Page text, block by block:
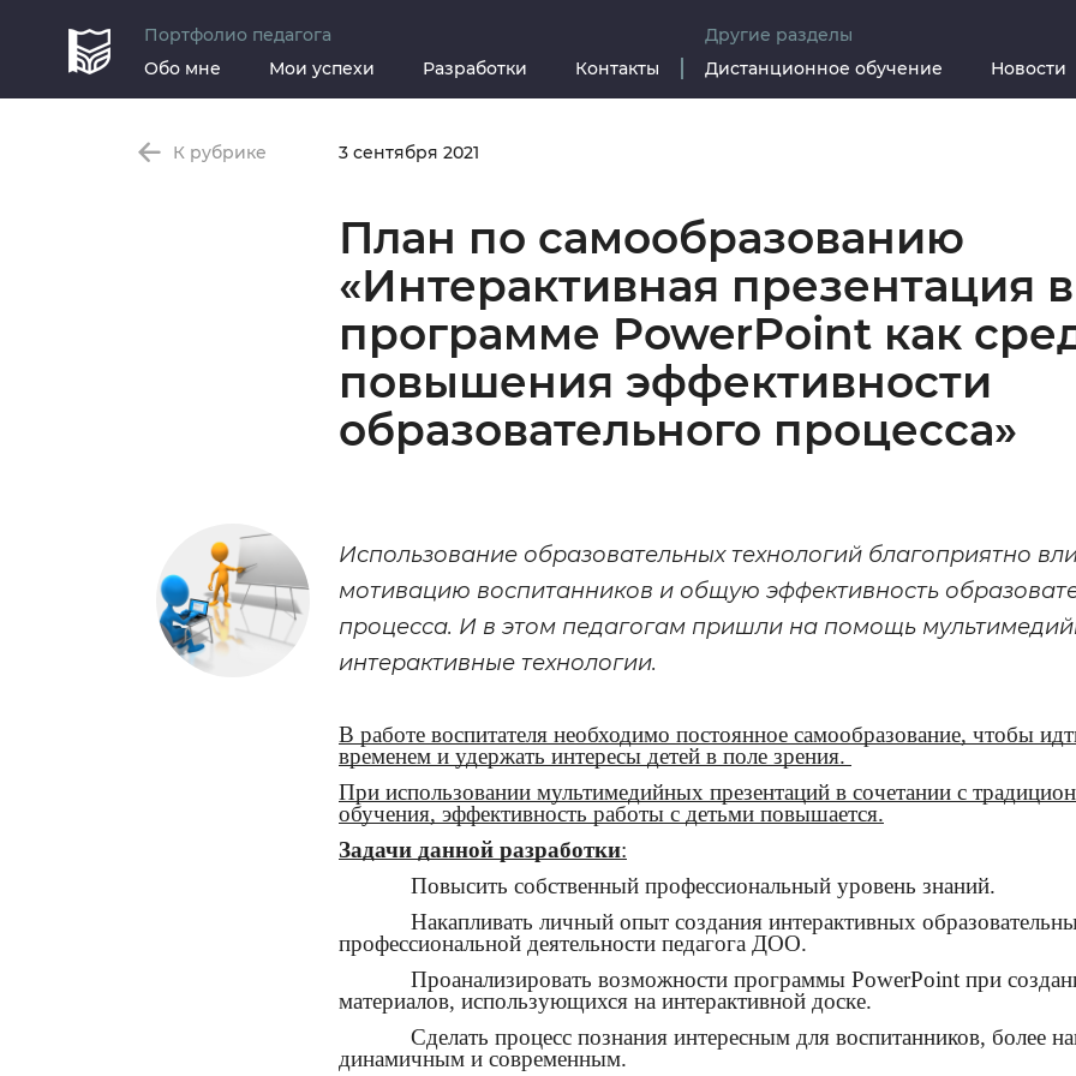
К рубрике 3 сентября 2021
План по самообразованию
«Интерактивная презентация в
программе PowerPoint как
повышения эффективности
образовательного процесса»
Использование образовательных технологий благоприятно
мотивацию воспитанников и общую эффективность
процесса. И в этом педагогам пришли на помощь
интерактивные технологии.
В работе воспитателя необходимо постоянное самообразование, чтобы
временем и удержать интересы детей в поле зрения.
При использовании мультимедийных презентаций в сочетании с
обучения, эффективность работы с детьми повышается.
Задачи данной разработки:
Повысить собственный профессиональный уровень знаний.
Накапливать личный опыт создания интерактивных
профессиональной деятельности педагога ДОО.
Проанализировать возможности программы PowerPoint при
материалов, использующихся на интерактивной доске.
Сделать процесс познания интересным для воспитанников, более
динамичным и современным.
Портфолио педагога
Обо мне
Мои успехи Разработки Контакты
Другие разделы
Дистанционное обучение
Новости